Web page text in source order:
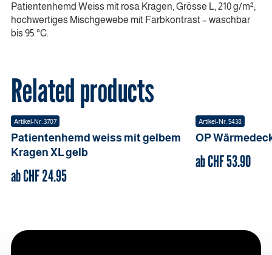
Patientenhemd Weiss mit rosa Kragen, Grösse L, 210 g/m²;
hochwertiges Mischgewebe mit Farbkontrast – waschbar
bis 95 °C.
Related products
Artikel-Nr. 3707
Patientenhemd weiss mit gelbem
Kragen XLgelb
ab CHF24.95
Artikel-Nr. 5438
OP
ab CHF53.90